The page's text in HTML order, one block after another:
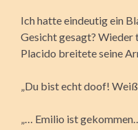
Ich hatte eindeutig ein
Gesicht gesagt? Wieder
Placido breitete seine
„Du bist echt doof!
„… Emilio ist